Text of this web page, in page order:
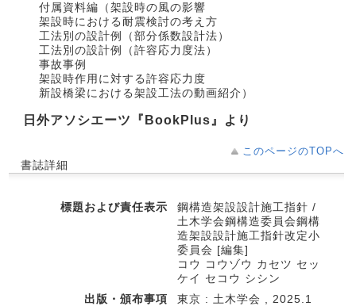
付属資料編（架設時の風の影響
架設時における耐震検討の考え方
工法別の設計例（部分係数設計法）
工法別の設計例（許容応力度法）
事故事例
架設時作用に対する許容応力度
新設橋梁における架設工法の動画紹介）
日外アソシエーツ『BookPlus』より
このページのTOPへ
書誌詳細
標題および責任表示
鋼構造架設設計施工指針 /
土木学会鋼構造委員会鋼構
造架設設計施工指針改定小
委員会 [編集]
コウ コウゾウ カセツ セッ
ケイ セコウ シシン
出版・頒布事項
東京 : 土木学会 , 2025.1